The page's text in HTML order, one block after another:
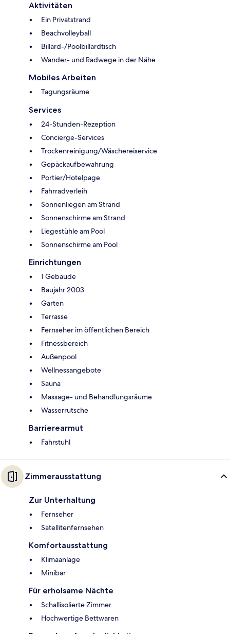
Aktivitäten
Ein Privatstrand
Beachvolleyball
Billard-/Poolbillardtisch
Wander- und Radwege in der Nähe
Mobiles Arbeiten
Tagungsräume
Services
24-Stunden-Rezeption
Concierge-Services
Trockenreinigung/Wäschereiservice
Gepäckaufbewahrung
Portier/Hotelpage
Fahrradverleih
Sonnenliegen am Strand
Sonnenschirme am Strand
Liegestühle am Pool
Sonnenschirme am Pool
Einrichtungen
1 Gebäude
Baujahr 2003
Garten
Terrasse
Fernseher im öffentlichen Bereich
Fitnessbereich
Außenpool
Wellnessangebote
Sauna
Massage- und Behandlungsräume
Wasserrutsche
Barrierearmut
Fahrstuhl
Zimmerausstattung
Zur Unterhaltung
Fernseher
Satellitenfernsehen
Komfortausstattung
Klimaanlage
Minibar
Für erholsame Nächte
Schallisolierte Zimmer
Hochwertige Bettwaren